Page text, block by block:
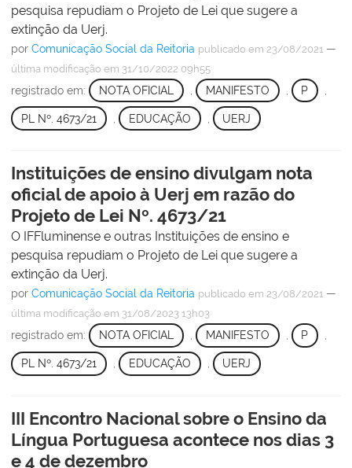
pesquisa repudiam o Projeto de Lei que sugere a
extinção da Uerj.
por Comunicação Social da Reitoria publicado em 23/08/2021 —
última modificação em 31/10/2022 09h55
registrado em: NOTA OFICIAL MANIFESTO P
PL Nº. 4673/21 EDUCAÇÃO UERJ
Instituições de ensino divulgam nota
oficial de apoio à Uerj em razão do
Projeto de Lei Nº. 4673/21
O IFFluminense e outras Instituições de ensino e
pesquisa repudiam o Projeto de Lei que sugere a
extinção da Uerj.
por Comunicação Social da Reitoria publicado em 23/08/2021 —
última modificação em 31/08/2023 13h03
registrado em: NOTA OFICIAL , MANIFESTO , P ,
PL Nº. 4673/21 EDUCAÇÃO UERJ
III Encontro Nacional sobre o Ensino da
Língua Portuguesa acontece nos dias 3
e 4 de dezembro